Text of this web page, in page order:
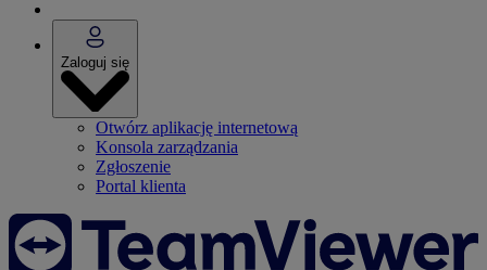
Zaloguj się
Otwórz aplikację internetową
Konsola zarządzania
Zgłoszenie
Portal klienta